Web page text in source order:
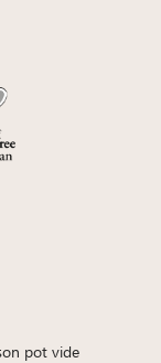
pot vide